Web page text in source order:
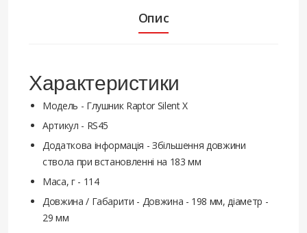
Опис
Характеристики
Модель - Глушник Raptor Silent X
Артикул - RS45
Додаткова інформація - Збільшення довжини
ствола при встановленні на 183 мм
Маса, г - 114
Довжина / Габарити - Довжина - 198 мм, діаметр -
29 мм